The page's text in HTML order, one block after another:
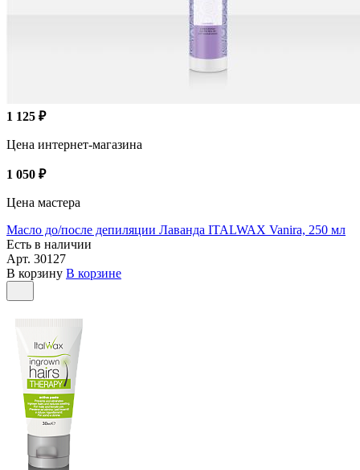
1 125 ₽
Цена интернет-магазина
1 050 ₽
Цена мастера
Масло до/после депиляции Лаванда ITALWAX Vanira, 250 мл
Есть в наличии
Арт. 30127
В корзину В корзине